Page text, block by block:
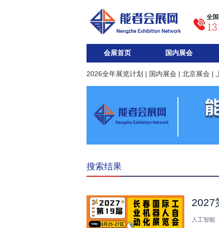
会展首页 国内展会
2026全年展览计划 | 国内展会 | 北京展会 |
搜索结果
2027
人工智能